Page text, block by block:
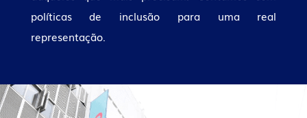
políticas de inclusão para uma real
representação.